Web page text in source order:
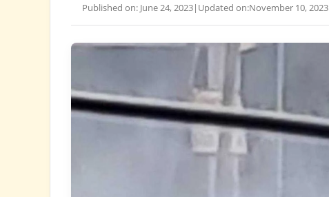
Published on: June 24, 2023| Updated on:November 10, 2023